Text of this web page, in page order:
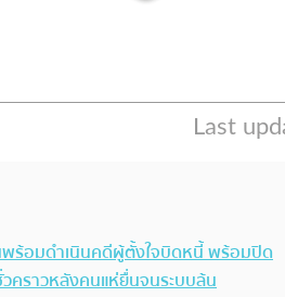
พร้อมดำเนินคดีผู้ตั้งใจบิดหนี้ พร้อมปิด
คราวหลังคนแห่ยื่นจนระบบล้น